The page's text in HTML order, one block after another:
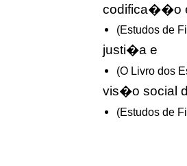
codifica��o
(Estudos de
justi�a e
(O Livro dos
vis�o social
(Estudos de